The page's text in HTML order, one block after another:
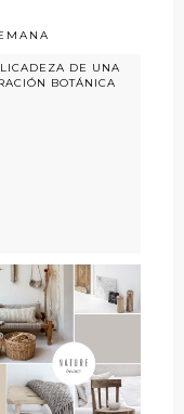
DE UNA
BOTÁNICA